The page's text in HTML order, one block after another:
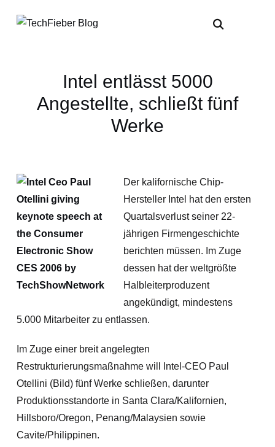
Intel entlässt 5000
Angestellte, schließt fünf
Werke
Der kalifornische Chip-
Hersteller Intel hat den ersten
Quartalsverlust seiner 22-
jährigen Firmengeschichte
berichten müssen. Im Zuge
dessen hat der weltgrößte
Halbleiterproduzent
angekündigt, mindestens
5.000 Mitarbeiter zu entlassen.
Im Zuge einer breit angelegten
Restrukturierungsmaßnahme will Intel-CEO Paul
Otellini (Bild) fünf Werke schließen, darunter
Produktionsstandorte in Santa Clara/Kalifornien,
Hillsboro/Oregon, Penang/Malaysien sowie
Cavite/Philippinen.